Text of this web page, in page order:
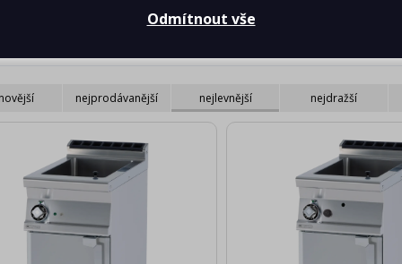
nejprodávanější nejlevnější nejdražší
Odmítnout vše